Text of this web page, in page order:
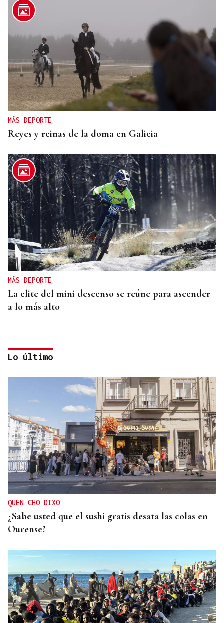
MÁS DEPORTE
Reyes y reinas de la doma en Galicia
MÁS DEPORTE
La elite del mini descenso se reúne para ascender
a lo más alto
SUB-10 FEMENINA
La ourensana Anna Soares roza el podio del
Campeonato de España de Ajedrez
Lo último
QUEN CHO DIXO
¿Sabe usted que el sushi gratis desata las colas en
Ourense?